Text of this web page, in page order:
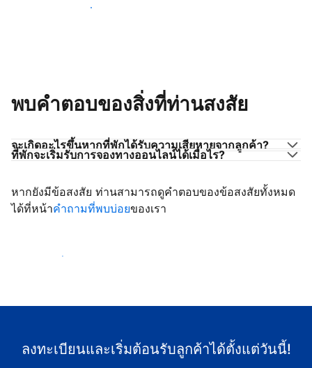
มาร่วมกับผู้ดูแลที่พักเช่นท่าน
พบคำตอบของสิ่งที่ท่านสงสัย
จะเกิดอะไรขึ้นหากที่พักได้รับความเสียหายจากลูกค้า?
ที่พักจะเริ่มรับการจองทางออนไลน์ได้เมื่อไร?
หากยังมีข้อสงสัย ท่านสามารถดูคำตอบของข้อสงสัยทั้งหมด
ได้ที่หน้าคำถามที่พบบ่อยของเรา
เริ่มต้อนรับลูกค้า
ลงทะเบียนและเริ่มต้อนรับลูกค้าได้ตั้งแต่วันนี้!